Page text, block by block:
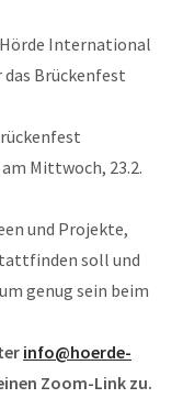
Hörde International
Brückenfest
Mittwoch, 23.2.
und Projekte,
soll und
genug sein beim
info@hoerde-
Zoom-Link zu.